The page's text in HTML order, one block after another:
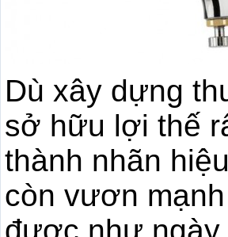
Dù xây dựng
sở hữu lợi thế
thành nhãn
còn vươn
được như ngày